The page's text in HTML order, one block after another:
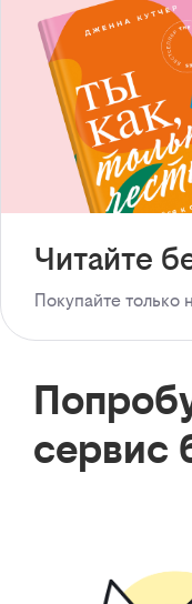
Читайте
Покупайте только
сервис